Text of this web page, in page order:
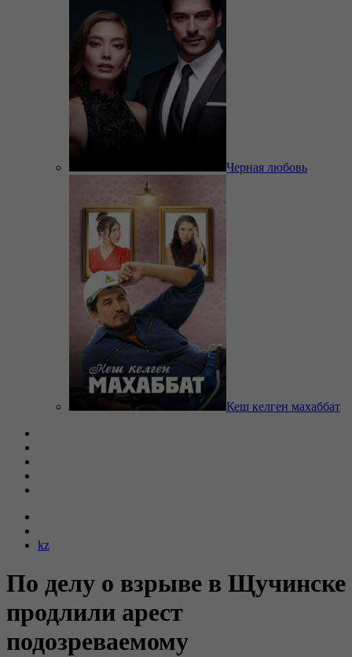
Черная любовь
Кеш келген махаббат
kz
По делу о взрыве в Щучинске
продлили арест
подозреваемому